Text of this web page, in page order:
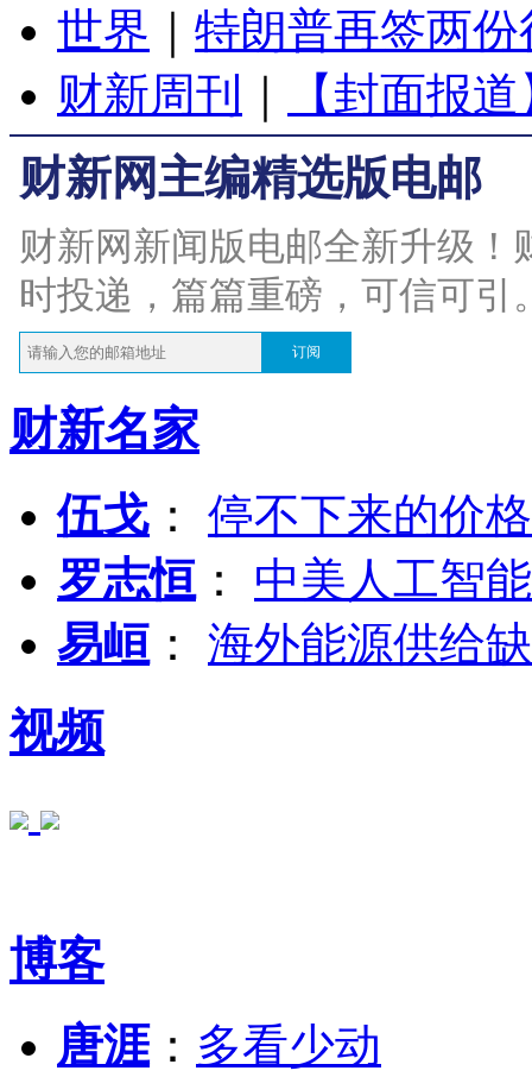
世界
特朗普再签两
财新周刊
【封面报
财新网主编精选版电邮
财新网新闻版电邮全新升级
时投递，篇篇重磅，可信可引
订阅
财新名家
伍戈 ： 停不下来的价
罗志恒 ： 中美人工智
易峘 ： 海外能源供给
视频
博客
唐涯： 多看少动